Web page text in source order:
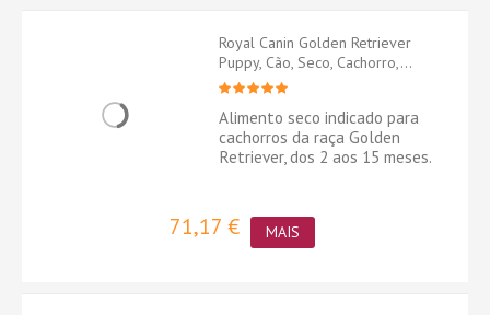
Royal Canin Golden Retriever
Puppy, Cão, Seco, Cachorro,...
Alimento seco indicado para
cachorros da raça Golden
Retriever, dos 2 aos 15 meses.
71,17 € MAIS